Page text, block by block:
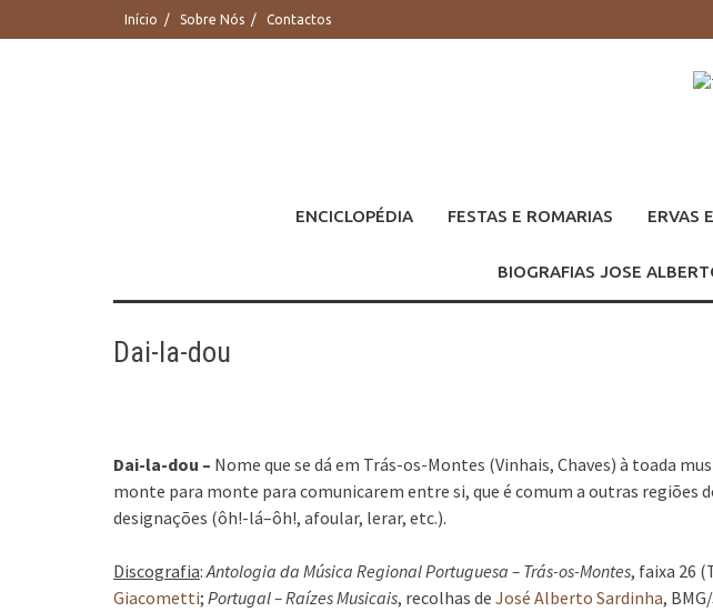
para
Início Sobre Nós Contactos
ENCICLOPÉDIA FESTAS E ROMARIAS ERVAS
BIOGRAFIAS JOSE
Dai-la-dou
Dai-la-dou – Nome que se dá em Trás-os-Montes (Vinhais, Chaves) à toada
monte para monte para comunicarem entre si, que é comum a outras regiões
designações (ôh!-lá–ôh!, afoular, lerar, etc.).
Discografia:Antologia da Música Regional Portuguesa – Trás-os-Montes, faixa 26
Giacometti; Portugal – Raízes Musicais, recolhas de José Alberto Sardinha,